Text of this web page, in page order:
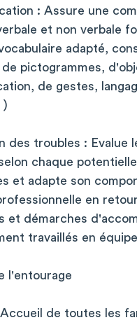
: Assure une
et non verbale
adapté,
pictogrammes,
de gestes,
)
des troubles : Evalue
chaque
et adapte son
en
et démarches
travaillés en
l'entourage
Accueil de toutes les